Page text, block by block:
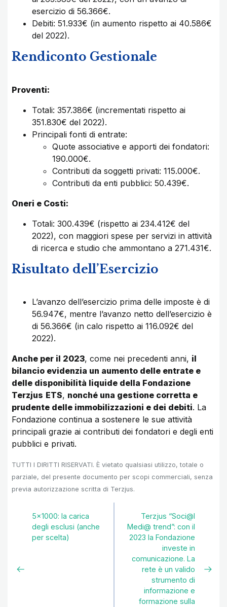
esercizio di 56.366€.
Debiti: 51.933€ (in aumento rispetto ai 40.586€
del 2022).
Rendiconto Gestionale
Proventi:
Totali: 357.386€ (incrementati rispetto ai
351.830€ del 2022).
Principali fonti di entrate:
Quote associative e apporti dei fondatori:
190.000€.
Contributi da soggetti privati: 115.000€.
Contributi da enti pubblici: 50.439€.
Oneri e Costi:
Totali: 300.439€ (rispetto ai 234.412€ del
2022), con maggiori spese per servizi in attività
di ricerca e studio che ammontano a 271.431€.
Risultato dell’Esercizio
L’avanzo dell’esercizio prima delle imposte è di
56.947€, mentre l’avanzo netto dell’esercizio è
di 56.366€ (in calo rispetto ai 116.092€ del
2022).
Anche per il 2023, come nei precedenti anni, il
bilancio evidenzia un aumento delle entrate e
delle disponibilità liquide della Fondazione
Terzjus ETS, nonché una gestione corretta e
prudente delle immobilizzazioni e dei debiti. La
Fondazione continua a sostenere le sue attività
principali grazie ai contributi dei fondatori e degli enti
pubblici e privati.
TUTTI I DIRITTI RISERVATI. È vietato qualsiasi utilizzo, totale o
parziale, del presente documento per scopi commerciali, senza
previa autorizzazione scritta di Terzjus.
5×1000: la carica
degli esclusi (anche
per scelta)
Terzjus “Soci@l
Medi@ trend”: con il
2023 la Fondazione
investe in
comunicazione. La
rete è un valido
strumento di
informazione e
formazione sulla